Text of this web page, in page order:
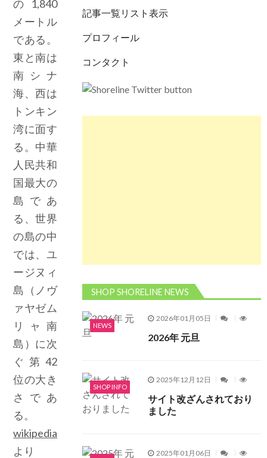
の1,840
メートル
である。
東と南は
南シナ
海、西は
トンキン
湾に面す
る。中華
人民共和
国最大の
島であ
る、世界
の島の中
では、ユ
ージヌィ
島（ノヴ
ァヤゼム
リャ南
島）に次
ぐ第42
位の大き
さであ
る。
wikipedia
より
記事一覧リスト表示
プロフィール
コンタクト
SHOP SHORELINE NEWS
NEWS
2026年01月05日
2026年 元旦
SHOP INFO
2025年12月12日
サイト改ざんされており
ました
2025年01月06日